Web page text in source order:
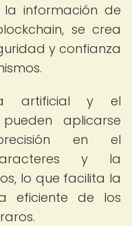
la información de
se crea
y confianza
artificial y el
aplicarse
en el
y la
lo que facilita la
eficiente de los